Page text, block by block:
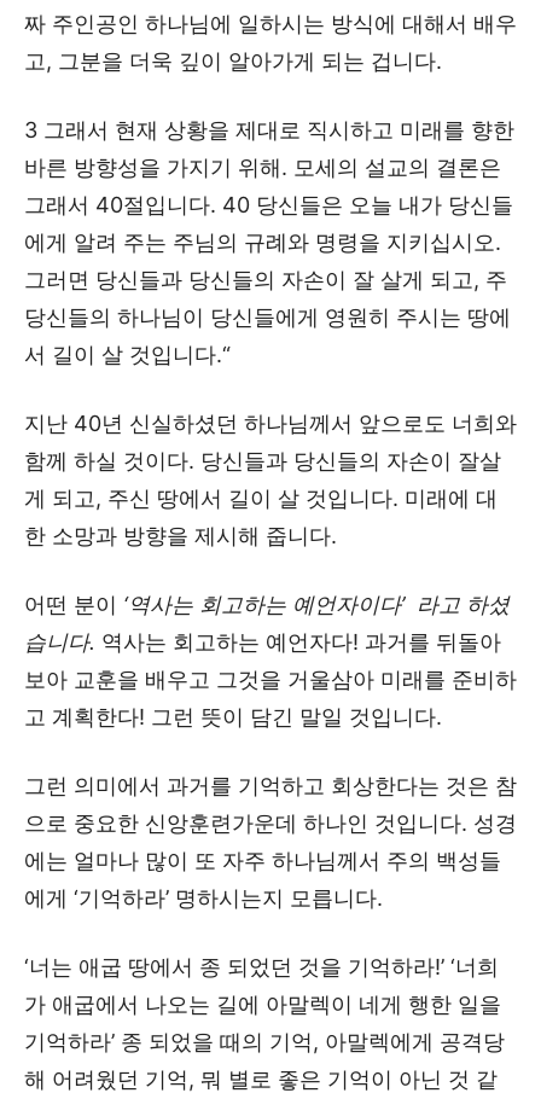
짜 주인공인 하나님에 일하시는 방식에 대해서 배우
고, 그분을 더욱 깊이 알아가게 되는 겁니다.
3 그래서 현재 상황을 제대로 직시하고 미래를 향한
바른 방향성을 가지기 위해. 모세의 설교의 결론은
그래서 40절입니다. 40 당신들은 오늘 내가 당신들
에게 알려 주는 주님의 규례와 명령을 지키십시오.
그러면 당신들과 당신들의 자손이 잘 살게 되고, 주
당신들의 하나님이 당신들에게 영원히 주시는 땅에
서 길이 살 것입니다.“
지난 40년 신실하셨던 하나님께서 앞으로도 너희와
함께 하실 것이다. 당신들과 당신들의 자손이 잘살
게 되고, 주신 땅에서 길이 살 것입니다. 미래에 대
한 소망과 방향을 제시해 줍니다.
어떤 분이 ‘역사는 회고하는 예언자이다’ 라고 하셨
습니다. 역사는 회고하는 예언자다! 과거를 뒤돌아
보아 교훈을 배우고 그것을 거울삼아 미래를 준비하
고 계획한다! 그런 뜻이 담긴 말일 것입니다.
그런 의미에서 과거를 기억하고 회상한다는 것은 참
으로 중요한 신앙훈련가운데 하나인 것입니다. 성경
에는 얼마나 많이 또 자주 하나님께서 주의 백성들
에게 ‘기억하라’ 명하시는지 모릅니다.
‘너는 애굽 땅에서 종 되었던 것을 기억하라!’ ‘너희
가 애굽에서 나오는 길에 아말렉이 네게 행한 일을
기억하라’ 종 되었을 때의 기억, 아말렉에게 공격당
해 어려웠던 기억, 뭐 별로 좋은 기억이 아닌 것 같